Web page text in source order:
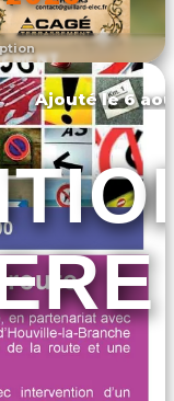
Ajouté le 6